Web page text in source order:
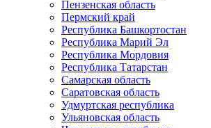
Пензенская область
Пермский край
Республика Башкортостан
Республика Марий Эл
Республика Мордовия
Республика Татарстан
Самарская область
Саратовская область
Удмуртская республика
Ульяновская область